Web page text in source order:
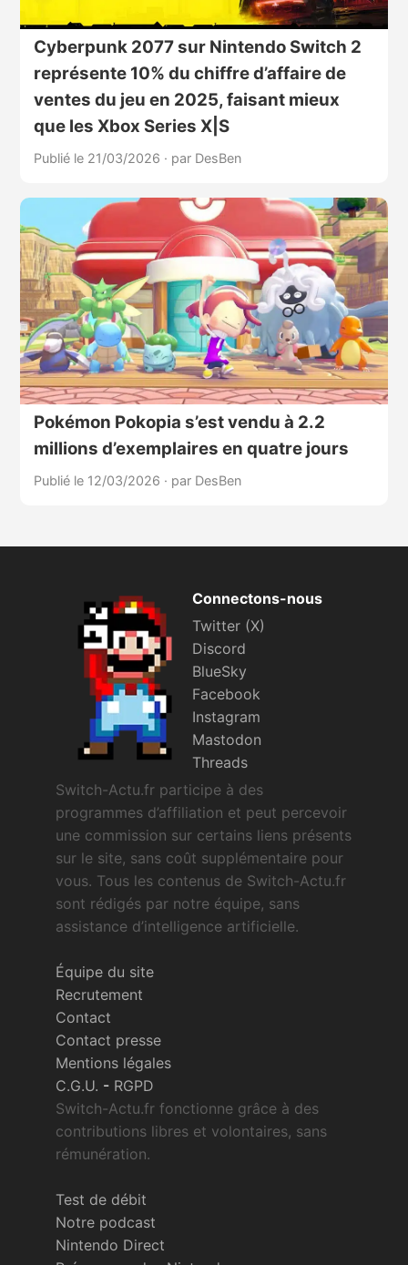
Cyberpunk 2077 sur Nintendo Switch 2
représente 10% du chiffre d’affaire de
ventes du jeu en 2025, faisant mieux
que les Xbox Series X|S
Publié le 21/03/2026 · par DesBen
Pokémon Pokopia s’est vendu à 2.2
millions d’exemplaires en quatre jours
Publié le 12/03/2026 · par DesBen
Connectons-nous
Twitter (X)
Discord
BlueSky
Facebook
Instagram
Mastodon
Threads
Switch-Actu.fr participe à des
programmes d’affiliation et peut percevoir
une commission sur certains liens présents
sur le site, sans coût supplémentaire pour
vous. Tous les contenus de Switch-Actu.fr
sont rédigés par notre équipe, sans
assistance d’intelligence artificielle.
Équipe du site
Recrutement
Contact
Contact presse
Mentions légales
C.G.U. - RGPD
Switch-Actu.fr fonctionne grâce à des
contributions libres et volontaires, sans
rémunération.
Test de débit
Notre podcast
Nintendo Direct